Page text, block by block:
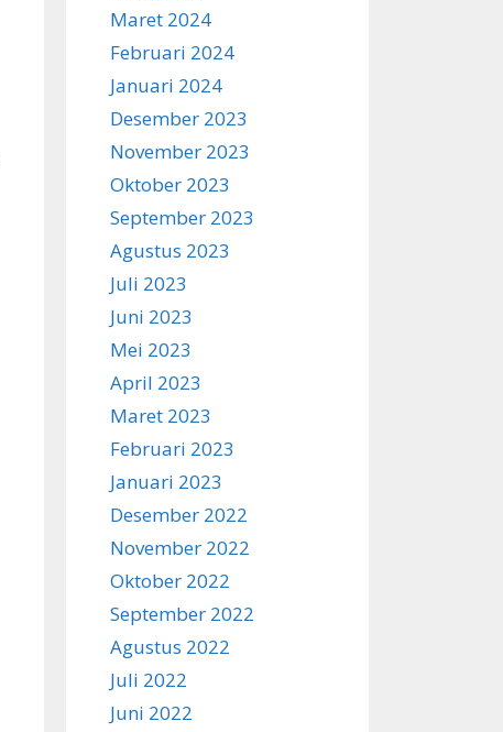
Maret 2024
Februari 2024
Januari 2024
Desember 2023
November 2023
Oktober 2023
September 2023
Agustus 2023
Juli 2023
Juni 2023
Mei 2023
April 2023
Maret 2023
Februari 2023
Januari 2023
Desember 2022
November 2022
Oktober 2022
September 2022
Agustus 2022
Juli 2022
Juni 2022